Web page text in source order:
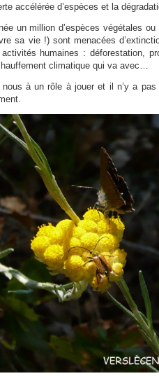
accélérée d’espèces et la
un million d’espèces végétales
sa vie !) sont menacées
humaines : déforestation,
climatique qui va avec…
nous à un rôle à jouer et il n’y a